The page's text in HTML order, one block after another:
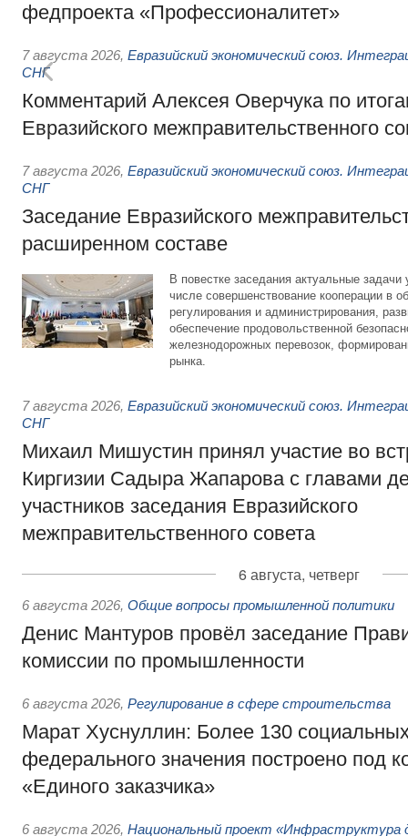
федпроекта «Профессионалитет»
7 августа 2026, Евразийский экономический союз.
СНГ
Комментарий Алексея Оверчука по
Евразийского межправительственного
7 августа 2026, Евразийский экономический союз.
СНГ
Заседание Евразийского
расширенном составе
В повестке заседания актуальные задачи
числе совершенствование кооперации в
регулирования и администрирования,
обеспечение продовольственной
железнодорожных перевозок,
рынка.
7 августа 2026, Евразийский экономический союз.
СНГ
Михаил Мишустин принял участие во
Киргизии Садыра Жапарова с главами
участников заседания Евразийского
межправительственного совета
6 августа, четверг
6 августа 2026, Общие вопросы промышленной политики
Денис Мантуров провёл заседание
комиссии по промышленности
6 августа 2026, Регулирование в сфере строительства
Марат Хуснуллин: Более 130
федерального значения построено под
«Единого заказчика»
6 августа 2026, Национальный проект «Инфраструктура